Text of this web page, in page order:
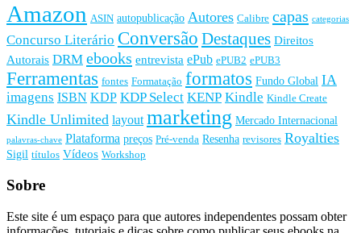
Amazon ASIN autopublicação Autores Calibre capas categorias
Concurso Literário Conversão Destaques Direitos
Autorais DRM ebooks entrevista ePub ePUB2 ePUB3
Ferramentas fontes Formatação formatos Fundo Global IA
imagens ISBN KDP KDP Select KENP Kindle Kindle Create
Kindle Unlimited layout marketing Mercado Internacional
palavras-chave Plataforma preços Pré-venda Resenha revisores Royalties
Sigil títulos Vídeos Workshop
Sobre
Este site é um espaço para que autores independentes possam obter